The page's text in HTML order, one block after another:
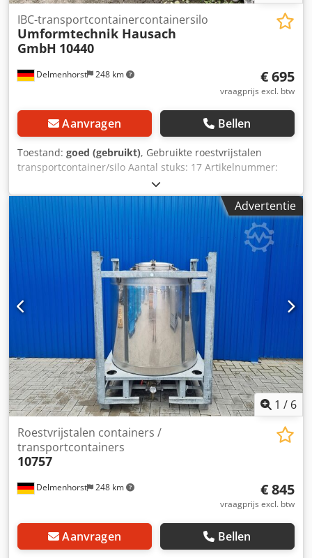
Delmenhorst 248 km
IBC-transportcontainercontainersilo
Umformtechnik Hausach
GmbH 10440
€ 695
vraagprijs excl. btw
Aanvragen Bellen
Toestand: goed (gebruikt), Gebruikte roestvrijstalen
transportcontainer/silo Aantal stuks: 17 Artikelnummer:
10440 Dsdpfx Ajd Sw Dfefqock Laatste gebruik: Onbekend
Capaciteit: 650L Type: Staand in gegalvaniseerd frame
Materiaal (natte delen): 1.4301 / AISI304 Ontwerp: Enkele
wand bodem: kegelvormige bodem Bovengrond: Gewelfde
Bedrijfsdruk volgens typeplaatje: ATM Tankafmetingen:
afstand afvoer tot de vloer: 250mm totale hoogte: 1655mm
Totale breedte: 830 mm Totale lengte: 1030 mm
materialen: Interieur: 1.4301 / AISI 304 Buiten:
Gegalvaniseerd staal faciliteiten: Naambordje: ja Ontladen:
DN80 Uitlaatklep: Camlock Bovenste paneel volledig
Advertentie
1 / 6
Delmenhorst 248 km
Roestvrijstalen containers /
transportcontainers
10757
€ 845
vraagprijs excl. btw
Aanvragen Bellen